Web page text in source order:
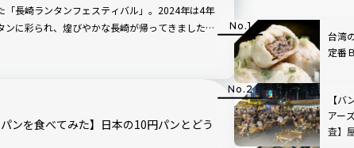
「長崎ランタンフェスティバル」。2024年は4年
に彩られ、煌びやかな長崎が帰ってきました。
イベントを、筆者が実際に歩いたおすすめのコ
ンを食べてみた】日本の10円パンとどう
台湾
定番
【
アー
査】